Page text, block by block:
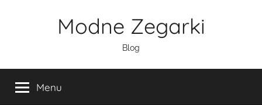
Modne Zegarki
Blog
Menu